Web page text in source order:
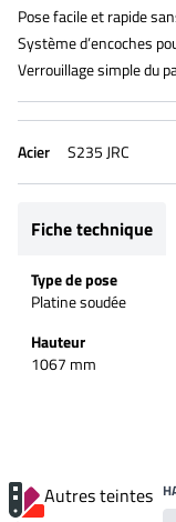
Pose facile et rapide
Système d’encoches
Verrouillage simple du
Acier S235 JRC
Fiche technique
Type de pose
Platine soudée
Hauteur
1067 mm
Autres teintes